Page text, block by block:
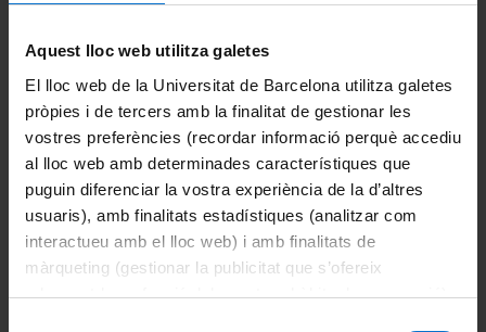
Aquest lloc web utilitza galetes
El lloc web de la Universitat de Barcelona utilitza galetes
pròpies i de tercers amb la finalitat de gestionar les
vostres preferències (recordar informació perquè accediu
al lloc web amb determinades característiques que
puguin diferenciar la vostra experiència de la d’altres
usuaris), amb finalitats estadístiques (analitzar com
interactueu amb el lloc web) i amb finalitats de
màrqueting (gestionar la publicitat que s’ofereix
adequant-la en funció dels vostres hàbits de navegació).
Directori UB
Pla de formació del PTGAS
Activitats formatives
Projectes
Gestió del temps
Campus Virtual
Alumni UB
Directori institucional